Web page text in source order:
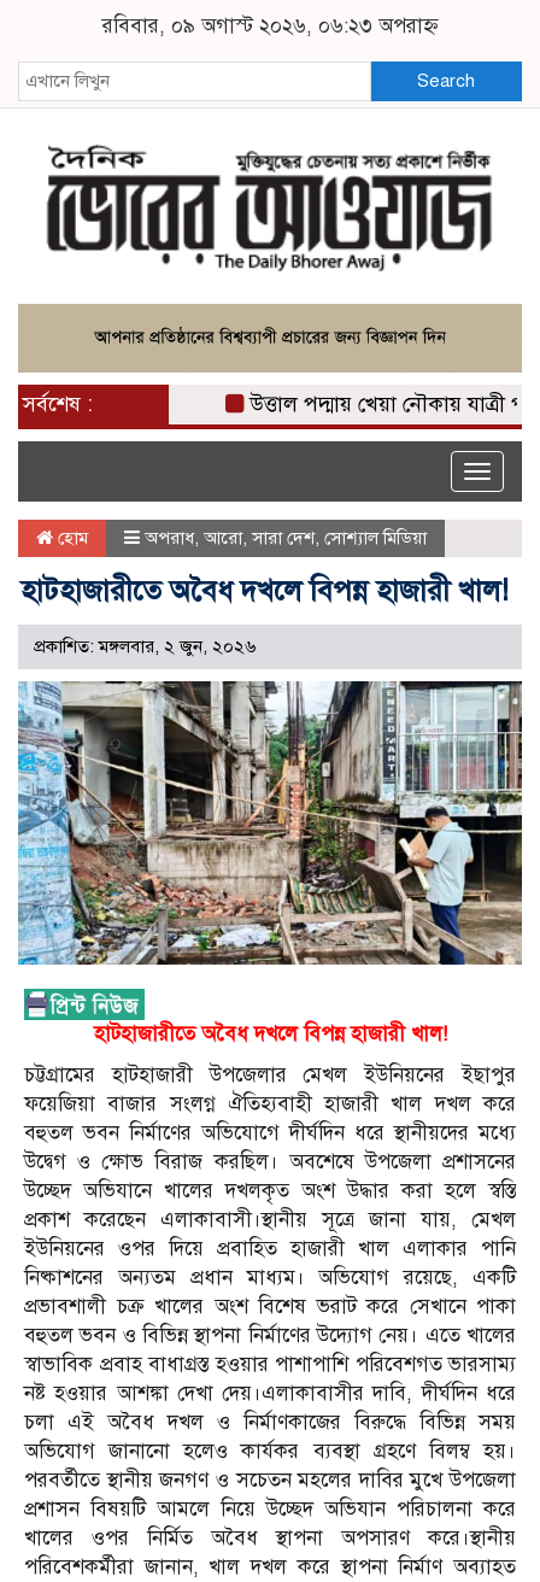
রবিবার, ০৯ অগাস্ট ২০২৬, ০৬:২৩ অপরাহ্ন
Search
সর্বশেষ : উত্তাল পদ্মায় খেয়া নৌকায় যাত্রী
Toggle
হোম অপরাধ, আরো,সারা দেশ, সোশ্যাল মিডিয়া
হাটহাজারীতে অবৈধ দখলে বিপন্ন হাজারী খাল!
প্রকাশিত: মঙ্গলবার, ২ জুন, ২০২৬
হাটহাজারীতে অবৈধ দখলে বিপন্ন হাজারী খাল!
চট্টগ্রামের হাটহাজারী উপজেলার মেখল ইউনিয়নের ইছাপুর
ফয়েজিয়া বাজার সংলগ্ন ঐতিহ্যবাহী হাজারী খাল দখল করে
বহুতল ভবন নির্মাণের অভিযোগে দীর্ঘদিন ধরে স্থানীয়দের মধ্যে
উদ্বেগ ও ক্ষোভ বিরাজ করছিল। অবশেষে উপজেলা প্রশাসনের
উচ্ছেদ অভিযানে খালের দখলকৃত অংশ উদ্ধার করা হলে স্বস্তি
প্রকাশ করেছেন এলাকাবাসী।স্থানীয় সূত্রে জানা যায়, মেখল
ইউনিয়নের ওপর দিয়ে প্রবাহিত হাজারী খাল এলাকার পানি
নিষ্কাশনের অন্যতম প্রধান মাধ্যম। অভিযোগ রয়েছে, একটি
প্রভাবশালী চক্র খালের অংশ বিশেষ ভরাট করে সেখানে পাকা
বহুতল ভবন ও বিভিন্ন স্থাপনা নির্মাণের উদ্যোগ নেয়। এতে খালের
স্বাভাবিক প্রবাহ বাধাগ্রস্ত হওয়ার পাশাপাশি পরিবেশগত ভারসাম্য
নষ্ট হওয়ার আশঙ্কা দেখা দেয়।এলাকাবাসীর দাবি, দীর্ঘদিন ধরে
চলা এই অবৈধ দখল ও নির্মাণকাজের বিরুদ্ধে বিভিন্ন সময়
অভিযোগ জানানো হলেও কার্যকর ব্যবস্থা গ্রহণে বিলম্ব হয়।
পরবর্তীতে স্থানীয় জনগণ ও সচেতন মহলের দাবির মুখে উপজেলা
প্রশাসন বিষয়টি আমলে নিয়ে উচ্ছেদ অভিযান পরিচালনা করে
খালের ওপর নির্মিত অবৈধ স্থাপনা অপসারণ করে।স্থানীয়
পরিবেশকর্মীরা জানান, খাল দখল করে স্থাপনা নির্মাণ অব্যাহত